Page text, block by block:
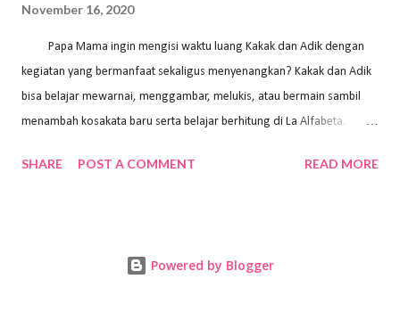
November 16, 2020
Papa Mama ingin mengisi waktu luang Kakak dan Adik dengan
kegiatan yang bermanfaat sekaligus menyenangkan? Kakak dan Adik
bisa belajar mewarnai, menggambar, melukis, atau bermain sambil
menambah kosakata baru serta belajar berhitung di La Alfabeta.
kok untuk mengajar dengan metode yang fun, La Alfabeta
Alfabeta. ⁣⁣⁣⁣Ada pilihan online class maupun offline class lho! Cek
SHARE POST A COMMENT READ MORE
Powered by Blogger